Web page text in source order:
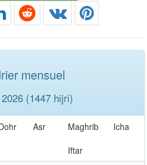
mensuel
(1447 hijri)
Asr
Maghrib
Iftar
Icha